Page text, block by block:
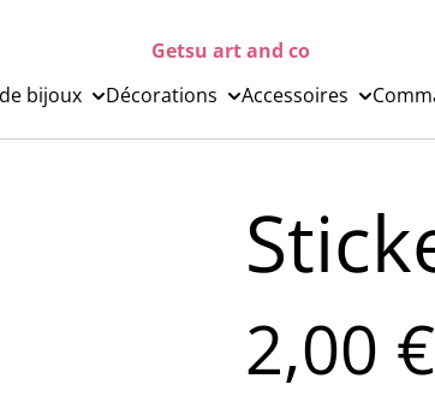
Getsu art and co
bijoux Décorations Accessoires
2,00 €